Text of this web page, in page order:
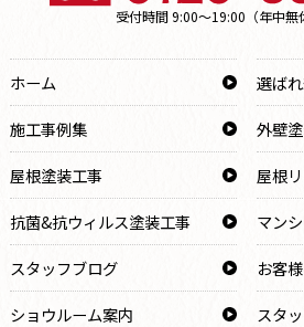
受付時間 9:00～19:00（年中無
ホーム
選ば
施工事例集
外壁
屋根塗装工事
屋根
抗菌&抗ウィルス塗装工事
マン
スタッフブログ
お客
ショウルーム案内
スタ